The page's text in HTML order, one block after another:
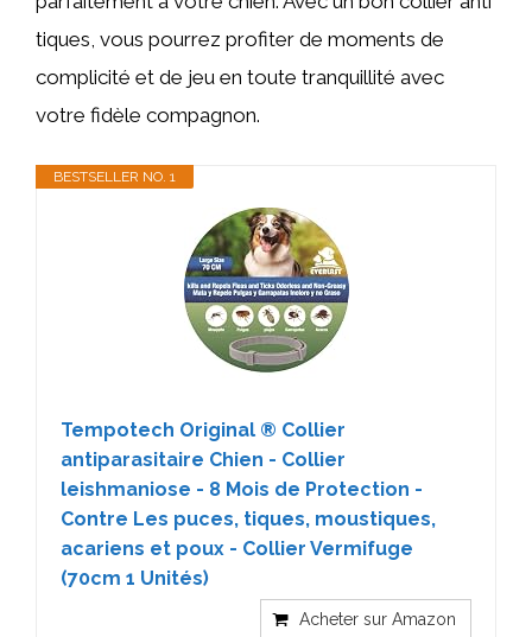
tiques, vous pourrez profiter de moments de
complicité et de jeu en toute tranquillité avec
votre fidèle compagnon.
BESTSELLER NO. 1
Tempotech Original ® Collier
antiparasitaire Chien - Collier
leishmaniose - 8 Mois de Protection -
Contre Les puces, tiques, moustiques,
acariens et poux - Collier Vermifuge
(70cm 1 Unités)
Acheter sur Amazon